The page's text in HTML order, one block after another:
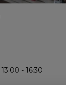
- 16:30